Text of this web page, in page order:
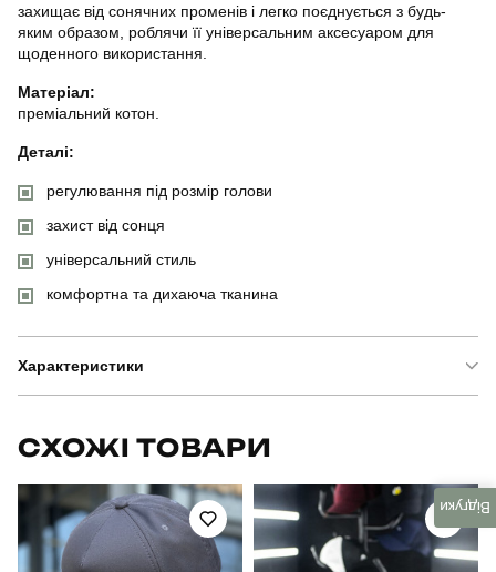
захищає від сонячних променів і легко поєднується з будь-
яким образом, роблячи її універсальним аксесуаром для
щоденного використання.
Матеріал:
преміальний котон.
Деталі:
регулювання під розмір голови
захист від сонця
універсальний стиль
комфортна та дихаюча тканина
Характеристики
Артикул HWcp308Mba
СХОЖІ ТОВАРИ
Відгуки